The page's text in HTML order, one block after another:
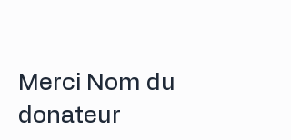
Merci Nom du
donateur